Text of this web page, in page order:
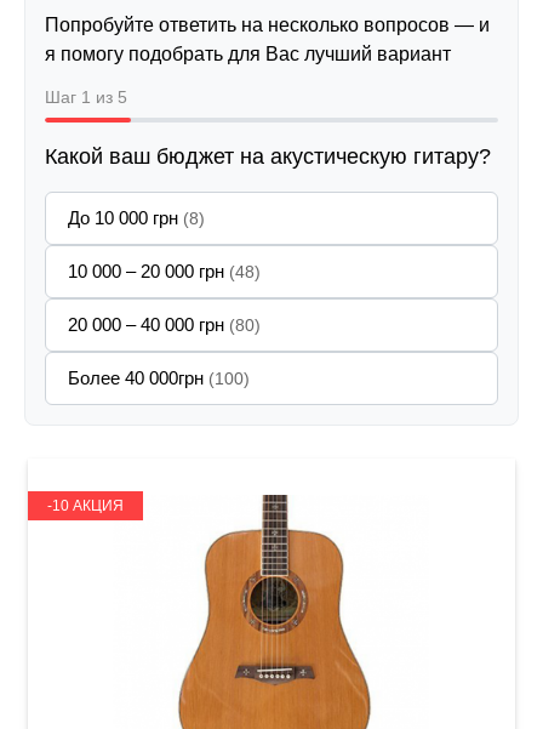
Попробуйте ответить на несколько вопросов — и
я помогу подобрать для Вас лучший вариант
Шаг 1 из 5
Какой ваш бюджет на акустическую гитару?
До 10 000 грн (8)
10 000 – 20 000 грн (48)
20 000 – 40 000 грн (80)
Более 40 000грн (100)
-10 АКЦИЯ